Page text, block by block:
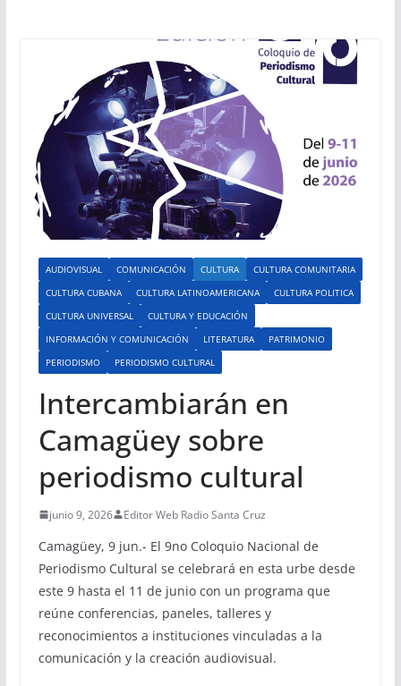
AUDIOVISUAL COMUNICACIÓN CULTURA
CULTURA COMUNITARIA
CULTURA CUBANA
CULTURA LATINOAMERICANA
CULTURA POLITICA
CULTURA UNIVERSAL
CULTURA Y EDUCACIÓN
INFORMACIÓN Y COMUNICACIÓN
LITERATURA
PATRIMONIO
PERIODISMO
PERIODISMO CULTURAL
Intercambiarán en
Camagüey sobre
periodismo cultural
junio 9, 2026 Editor Web Radio Santa Cruz
Camagüey, 9 jun.- El 9no Coloquio Nacional de
Periodismo Cultural se celebrará en esta urbe desde
este 9 hasta el 11 de junio con un programa que
reúne conferencias, paneles, talleres y
reconocimientos a instituciones vinculadas a la
comunicación y la creación audiovisual.